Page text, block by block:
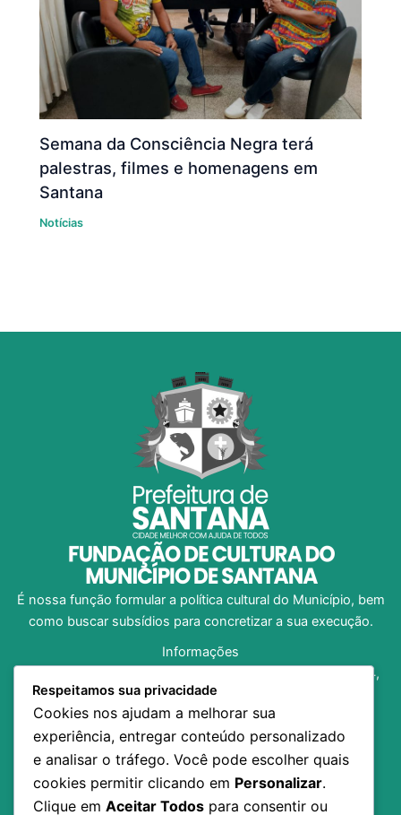
Semana da Consciência Negra terá
palestras, filmes e homenagens em
Santana
Notícias
É nossa função formular a política cultural do Município, bem
como buscar subsídios para concretizar a sua execução.
Informações
Av. Dom Pedro I, no 1312, Bairro Central, CEP 68.925-204,
Santana/AP
(96) 98138-8973
fundacaosancult@gmail.com
Horário de Funcionamento: 07h30 às 13h30
Inicio
A Fundação
Respeitamos sua privacidade
Cookies nos ajudam a melhorar sua
experiência, entregar conteúdo personalizado
e analisar o tráfego. Você pode escolher quais
cookies permitir clicando em Personalizar.
Clique em Aceitar Todos para consentir ou